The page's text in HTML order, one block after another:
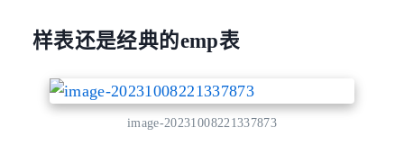
样表还是经典的emp表
image-20231008221337873